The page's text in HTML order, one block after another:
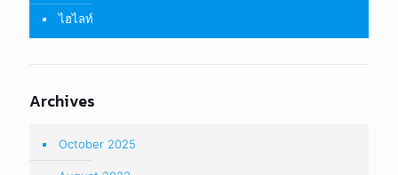
June 2022
February 2022